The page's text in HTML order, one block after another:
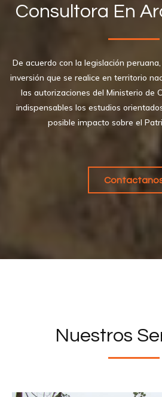
Consultora En
De acuerdo con la legislación
inversión que se realice en territorio
las autorizaciones del Ministerio de
indispensables los estudios
posible impacto sobre el
Nuestros